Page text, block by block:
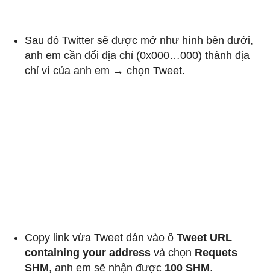
Sau đó Twitter sẽ được mở như hình bên dưới,
anh em cần đổi địa chỉ (0x000…000) thành địa
chỉ ví của anh em → chọn Tweet.
Copy link vừa Tweet dán vào ô Tweet URL
containing your address và chọn Requets
SHM, anh em sẽ nhận được 100 SHM.